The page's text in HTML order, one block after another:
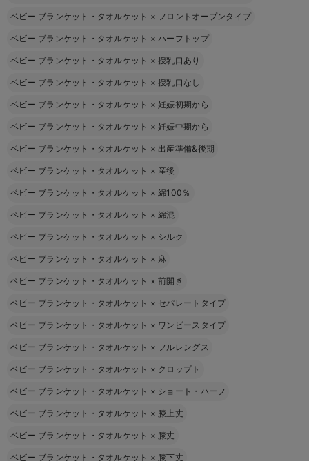
ベビー ブランケット・タオルケット × フロントオープンタイプ
ベビー ブランケット・タオルケット ×ハーフトップ
ベビー ブランケット・タオルケット ×授乳口あり
ベビー ブランケット・タオルケット ×授乳口なし
ベビー ブランケット・タオルケット ×妊娠初期から
ベビー ブランケット・タオルケット ×妊娠中期から
ベビー ブランケット・タオルケット × 出産準備&後期
ベビー ブランケット・タオルケット × 産後
ベビー ブランケット・タオルケット ×綿100％
ベビー ブランケット・タオルケット ×綿混
ベビー ブランケット・タオルケット × シルク
ベビー ブランケット・タオルケット × 麻
ベビー ブランケット・タオルケット ×前開き
ベビー ブランケット・タオルケット × セパレートタイプ
ベビー ブランケット・タオルケット × ワンピースタイプ
ベビー ブランケット・タオルケット × フルレングス
ベビー ブランケット・タオルケット × クロップト
ベビー ブランケット・タオルケット × ショート・ハーフ
ベビー ブランケット・タオルケット × 膝上丈
ベビー ブランケット・タオルケット × 膝丈
ベビー ブランケット・タオルケット × 膝下丈